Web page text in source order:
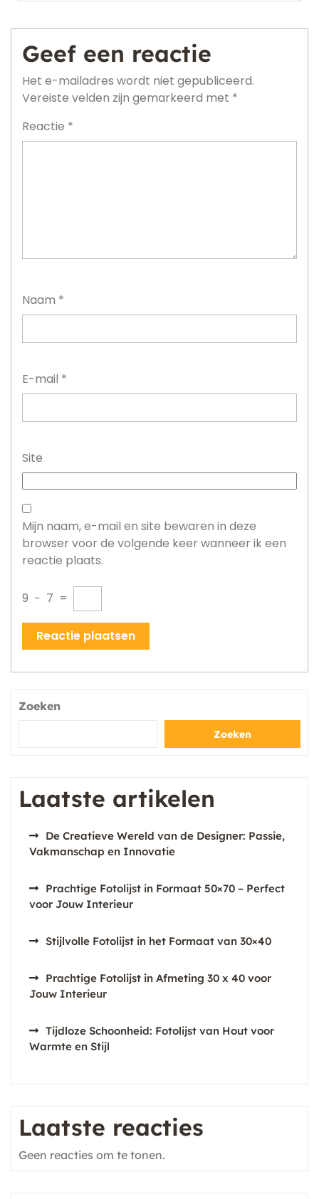
Geef een reactie
Het e-mailadres wordt niet gepubliceerd.
Vereiste velden zijn gemarkeerd met *
Reactie *
Naam *
E-mail *
Site
Mijn naam, e-mail en site bewaren in deze
browser voor de volgende keer wanneer ik een
reactie plaats.
9 − 7 =
Zoeken
Zoeken
Laatste artikelen
De Creatieve Wereld van de Designer: Passie,
Vakmanschap en Innovatie
Prachtige Fotolijst in Formaat 50×70 – Perfect
voor Jouw Interieur
Stijlvolle Fotolijst in het Formaat van 30×40
Prachtige Fotolijst in Afmeting 30 x 40 voor
Jouw Interieur
Tijdloze Schoonheid: Fotolijst van Hout voor
Warmte en Stijl
Laatste reacties
Geen reacties om te tonen.